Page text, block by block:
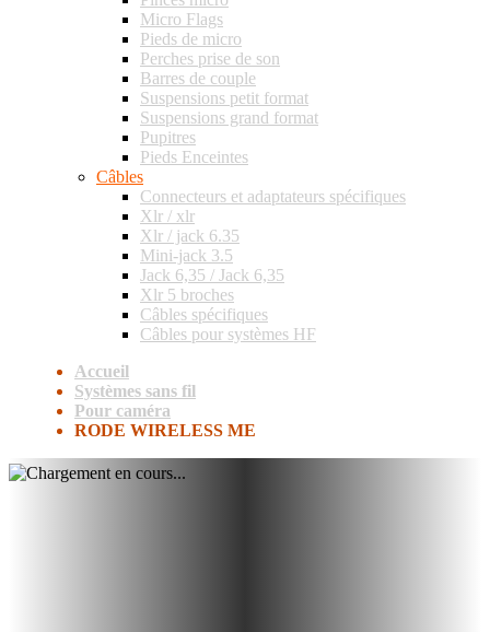
Micro Flags
Pieds de micro
Perches prise de son
Barres de couple
Suspensions petit format
Suspensions grand format
Pupitres
Pieds Enceintes
Câbles
Connecteurs et adaptateurs spécifiques
Xlr / xlr
Xlr / jack 6.35
Mini-jack 3.5
Jack 6,35 / Jack 6,35
Xlr 5 broches
Câbles spécifiques
Câbles pour systèmes HF
Accueil
Systèmes sans fil
Pour caméra
RODE WIRELESS ME